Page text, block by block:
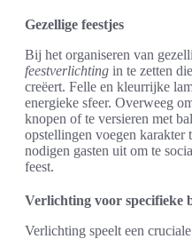
Gezellige feestjes
Bij het organiseren van
feestverlichting in te zetten
creëert. Felle en kleurrijke
energieke sfeer. Overweeg
knopen of te versieren met
opstellingen voegen karakter
nodigen gasten uit om te
feest.
Verlichting voor specifieke
Verlichting speelt een